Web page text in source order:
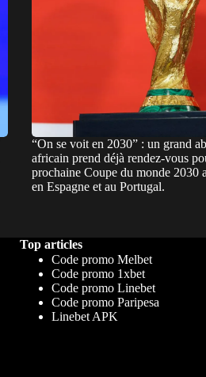
“On se voit en 2030” : un grand
africain prend déjà rendez-vous
prochaine Coupe du monde 2030
en Espagne et au Portugal.
Top articles
Code promo Melbet
Code promo 1xbet
Code promo Linebet
Code promo Paripesa
Linebet APK